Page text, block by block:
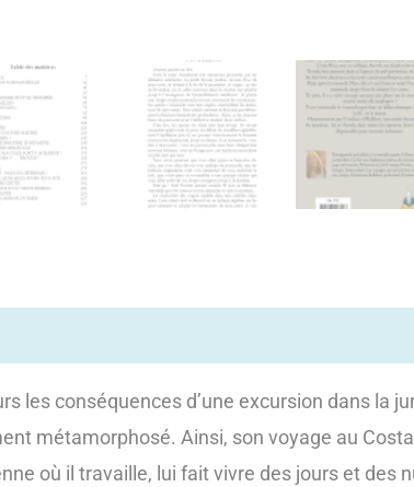
les conséquences d’une excursion dans la
métamorphosé. Ainsi, son voyage au
où il travaille, lui fait vivre des jours et